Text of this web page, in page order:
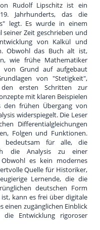
Rudolf Lipschitz ist ein
Jahrhunderts, das die
legt. Es wurde in einem
Zeit geschrieben und
von Kalkül und
Obwohl das Buch alt ist,
wie frühe Mathematiker
von Grund auf aufgebaut
von "Stetigkeit",
ersten Schritten zur
mit klaren Beispielen
den frühen Übergang von
widerspiegelt. Die Leser
Differentialgleichungen
Folgen und Funktionen.
bedeutsam für alle, die
die Analysis zu einer
es kein modernes
Quelle für Historiker,
Lernende, die die
deutschen Form
kann es frei über digitale
einen zugänglichen Einblick
Entwicklung rigoroser